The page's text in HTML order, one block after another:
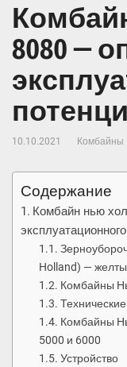
8080 —
10.10.2021 Комбайны
Содержание
Комбайн нью
Holland) —
Комбайны
Комбайны
5000 и 6000
Устройство